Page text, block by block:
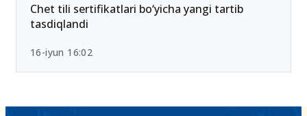
Chet tili sertifikatlari bo‘yicha yangi tartib
tasdiqlandi
16-iyun 16:02